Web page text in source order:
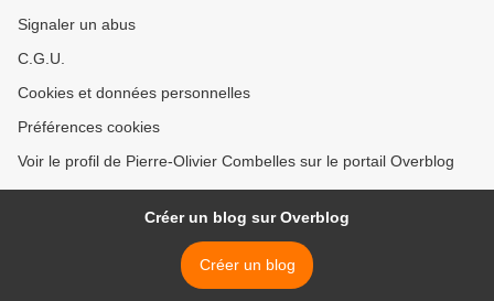
Signaler un abus
C.G.U.
Cookies et données personnelles
Préférences cookies
Voir le profil de Pierre-Olivier Combelles sur le portail Overblog
Créer un blog sur Overblog
Créer un blog